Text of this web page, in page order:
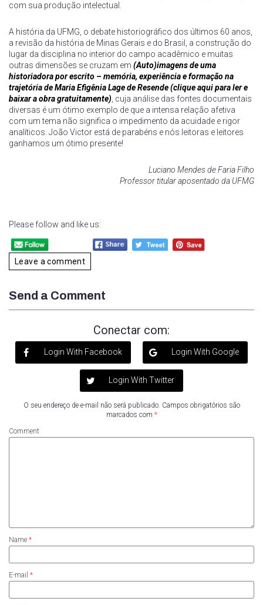
com sua produção intelectual.
A história da UFMG, o debate historiográfico dos últimos 60 anos,
a revisão da história de Minas Gerais e do Brasil, a construção do
lugar da disciplina no interior do campo acadêmico e muitas
outras dimensões se cruzam em (Auto)imagens de uma
historiadora por escrito – memória, experiência e formação na
trajetória de Maria Efigênia Lage de Resende (clique aqui para ler e
baixar a obra gratuitamente) , cuja análise das fontes documentais
diversas é um ótimo exemplo de que a intensa relação afetiva
com um tema não significa o impedimento da acuidade e rigor
analíticos. João Victor está de parabéns e nós leitoras e leitores
ganhamos um ótimo presente!
Luciano Mendes de Faria Filho
Professor titular aposentado da UFMG
Please follow and like us:
Leave a comment
Send a Comment
Conectar com:
Login With Facebook Login With Google
Login With Twitter
O seu endereço de e-mail não será publicado. Campos obrigatórios são
marcados com *
Comment
Name *
E-mail *